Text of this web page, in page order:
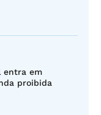
entra em
proibida